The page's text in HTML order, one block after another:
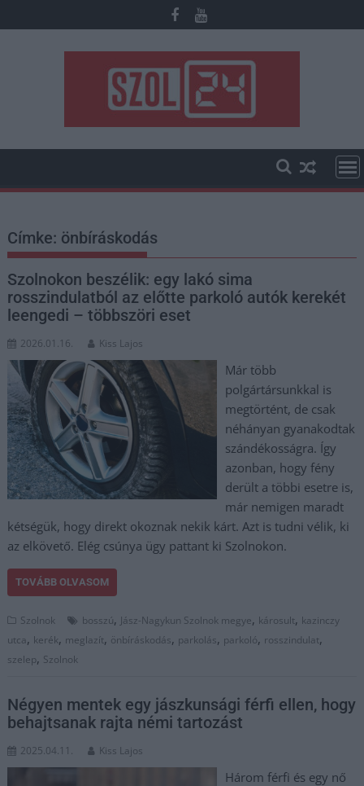
to
Címke: önbíráskodás
Szolnokon beszélik: egy lakó sima
rosszindulatból az előtte parkoló autók kerekét
leengedi – többszöri eset
2026.01.16. Kiss Lajos
Már több
polgártársunkkal is
megtörtént, de csak
néhányan gyanakodtak
szándékosságra. Így
azonban, hogy fény
derült a többi esetre is,
már nemigen maradt
kétségük, hogy direkt okoznak nekik kárt. Azt is tudni vélik, ki
az elkövető. Elég csúnya ügy pattant ki Szolnokon.
TOVÁBB OLVASOM
Szolnok bosszú, Jász-Nagykun Szolnok megye, károsult, kazinczy
utca, kerék, meglazít, önbíráskodás, parkolás, parkoló, rosszindulat,
szelep, Szolnok
Négyen mentek egy jászkunsági férfi ellen, hogy
behajtsanak rajta némi tartozást
2025.04.11. Kiss Lajos
Három férfi és egy nő